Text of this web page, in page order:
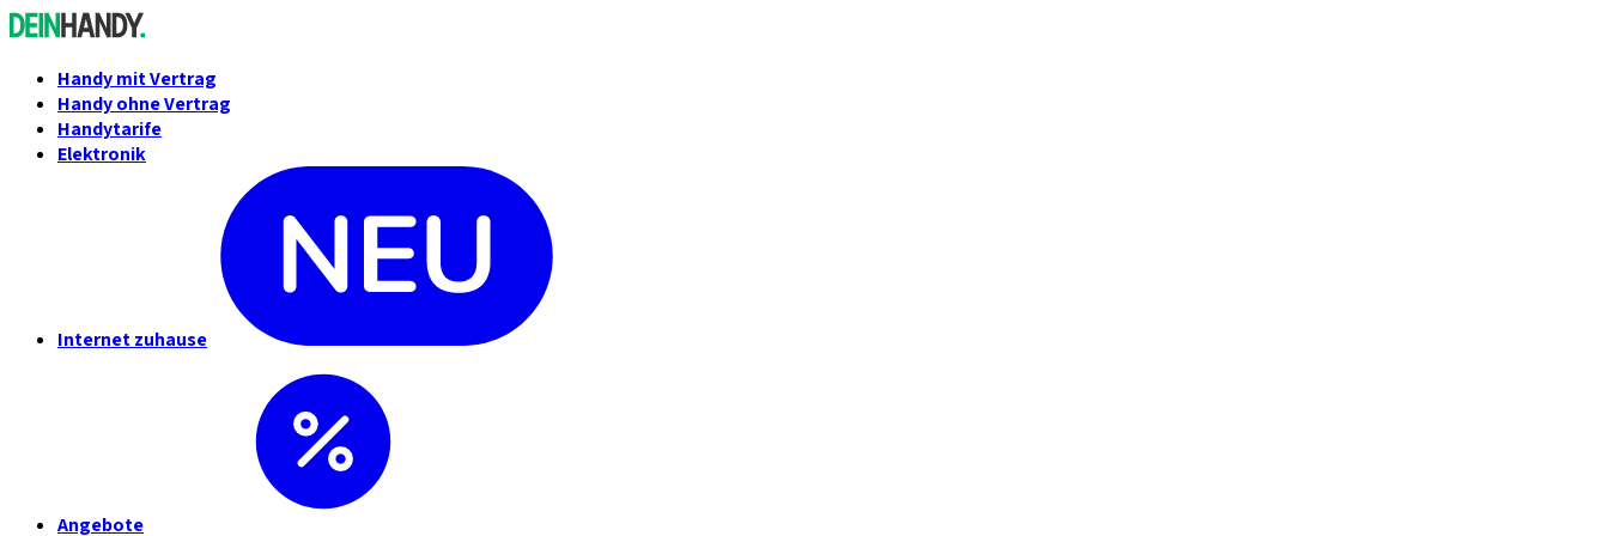
Handy mit Vertrag
Handy ohne Vertrag
Handytarife
Elektronik
Internet zuhause
Angebote